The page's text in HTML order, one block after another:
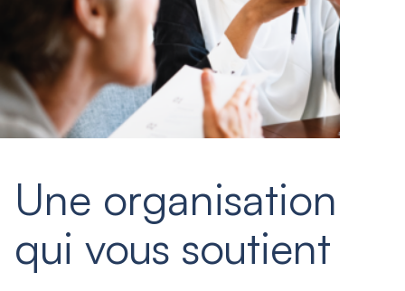
Une organisation
qui vous soutient